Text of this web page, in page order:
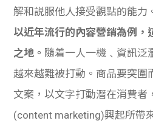
解和説服他人接受觀點的能力
以近年流行的內容營銷為例，
之地。 隨着一人一機﹑資訊泛
越來越難被打動。商品要突圍
文案，以文字打動潛在消費者
(content marketing)興起所帶